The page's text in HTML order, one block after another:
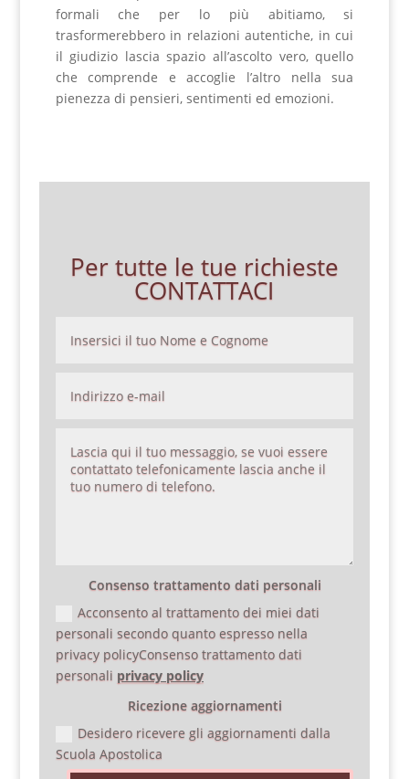
formali che per lo più abitiamo, si
trasformerebbero in relazioni autentiche, in cui
il giudizio lascia spazio all’ascolto vero, quello
che comprende e accoglie l’altro nella sua
pienezza di pensieri, sentimenti ed emozioni.
Per tutte le tue richieste
CONTATTACI
Consenso trattamento dati personali
Acconsento al trattamento dei miei dati
personali secondo quanto espresso nella
privacy policyConsenso trattamento dati
personali privacy policy
Ricezione aggiornamenti
Desidero ricevere gli aggiornamenti dalla
Scuola Apostolica